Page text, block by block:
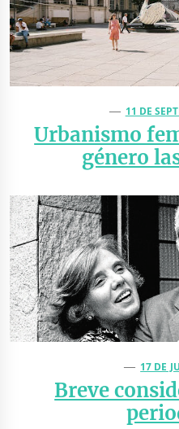
11 DE
Urbanismo
género
17 DE
Breve